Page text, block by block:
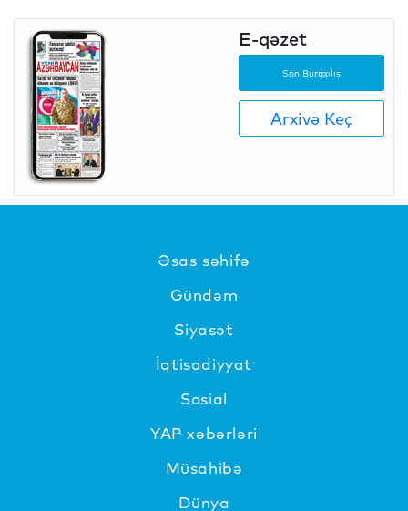
E-qəzet
Son Buraxılış
Arxivə Keç
Əsas səhifə
Gündəm
Siyasət
İqtisadiyyat
Sosial
YAP xəbərləri
Müsahibə
Dünya